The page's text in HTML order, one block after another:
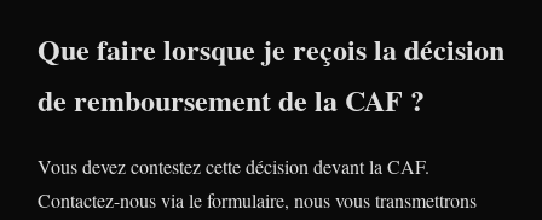
Que faire lorsque je reçois la décision
de remboursement de la CAF ?
Vous devez contestez cette décision devant la CAF.
Contactez-nous via le formulaire, nous vous transmettrons